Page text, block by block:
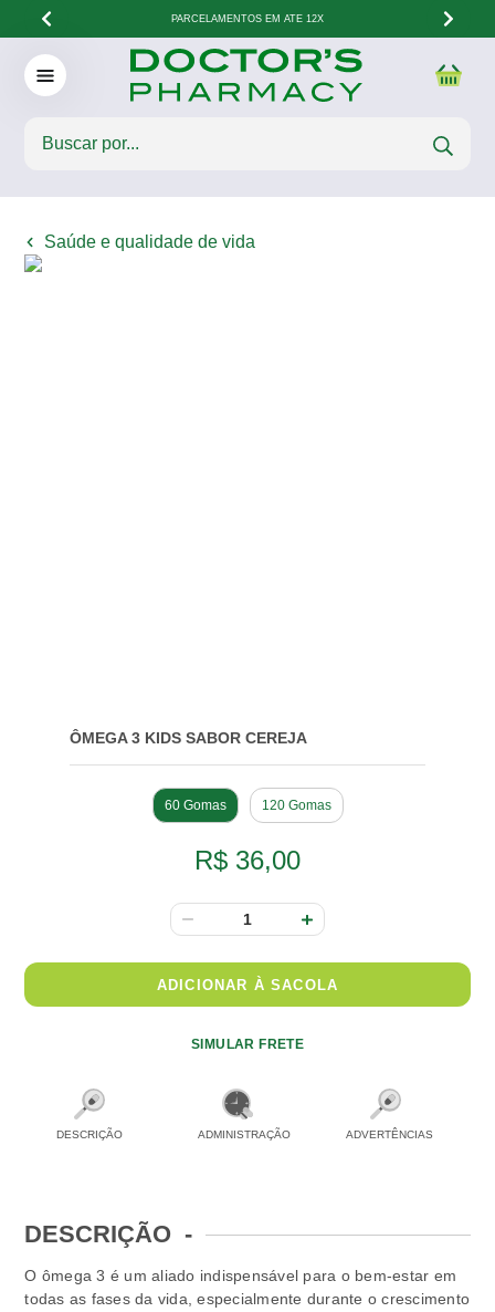
PARCELAMENTOS EM ATÉ 12X
Saúde e qualidade de vida
ÔMEGA 3 KIDS SABOR CEREJA
60 Gomas 120 Gomas
R$ 36,00
ADICIONAR À SACOLA
SIMULAR FRETE
DESCRIÇÃO ADMINISTRAÇÃO ADVERTÊNCIAS
DESCRIÇÃO -
O ômega 3 é um aliado indispensável para o bem-estar em
todas as fases da vida, especialmente durante o crescimento